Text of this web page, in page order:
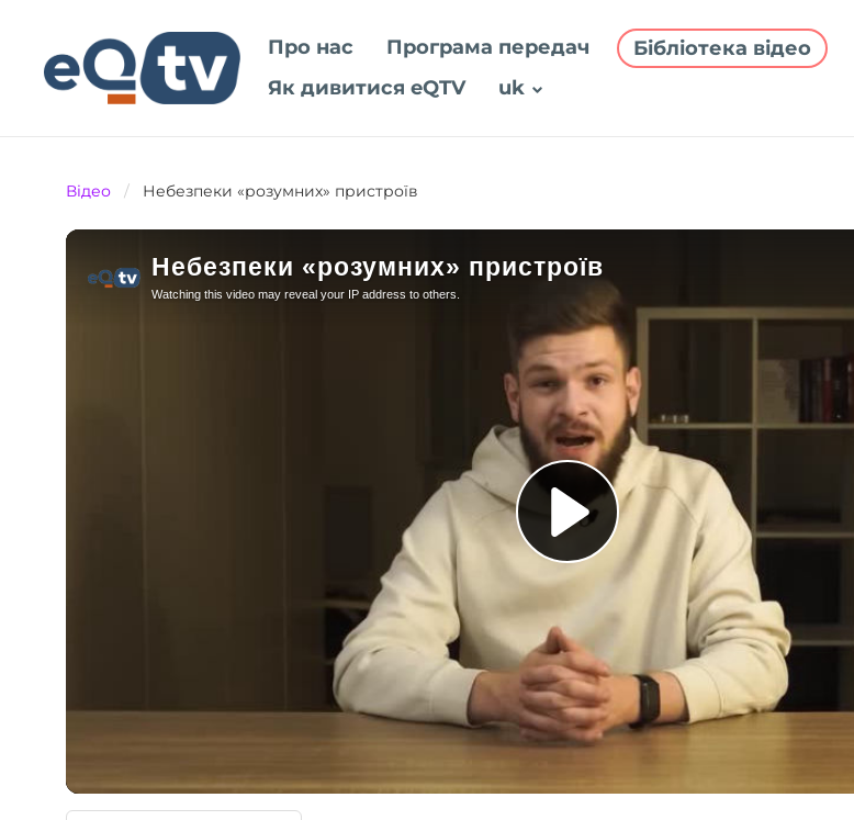
Про нас Програма передач Бібліотека відео
Як дивитися eQTV
uk
Відео / Небезпеки «розумних» пристроїв